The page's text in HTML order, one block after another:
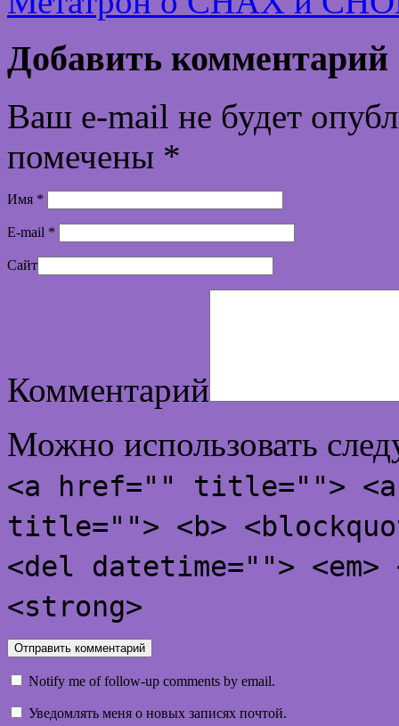
Добавить комментарий
Ваш e-mail не будет
помечены *
Имя *
E-mail *
Сайт
Комментарий
Можно использовать
<a href="" title="">
title=""> <b>
<del datetime="">
<strong>
Notify me of follow-up comments by email.
Уведомлять меня о новых записях почтой.